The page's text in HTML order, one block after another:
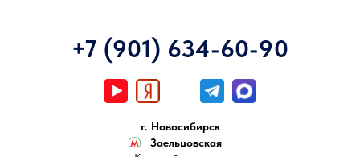
+7 (901) 634-60-90
Заельцовская
г. Новосибирск